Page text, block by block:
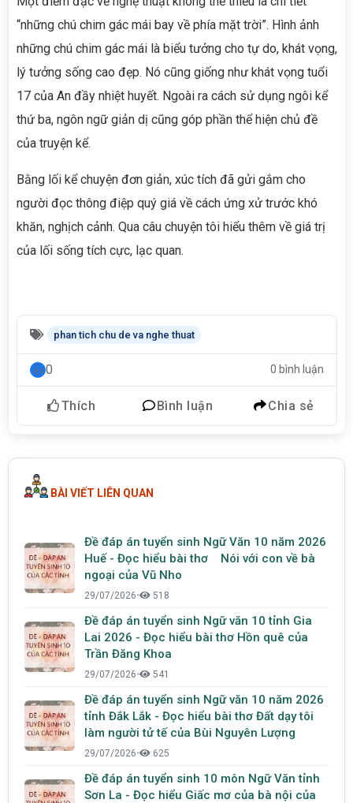
“những chú chim gác mái bay về phía mặt trời”. Hình ảnh
những chú chim gác mái là biểu tưởng cho tự do, khát vọng,
lý tưởng sống cao đẹp. Nó cũng giống như khát vọng tuổi
17 của An đầy nhiệt huyết. Ngoài ra cách sử dụng ngôi kể
thứ ba, ngôn ngữ giản dị cũng góp phần thể hiện chủ đề
của truyện kể.
Bằng lối kể chuyện đơn giản, xúc tích đã gửi gắm cho
người đọc thông điệp quý giá về cách ứng xử trước khó
khăn, nghịch cảnh. Qua câu chuyện tôi hiểu thêm về giá trị
của lối sống tích cực, lạc quan.
phan tich chu de va nghe thuat
0 0 bình luận
Thích Bình luận Chia sẻ
BÀI VIẾT LIÊN QUAN
Đề đáp án tuyển sinh Ngữ Văn 10 năm 2026
Huế - Đọc hiểu bài thơ Nói với con về bà
ngoại của Vũ Nho
29/07/2026• 518
Đề đáp án tuyển sinh Ngữ văn 10 tỉnh Gia
Lai 2026 - Đọc hiểu bài thơ Hồn quê của
Trần Đăng Khoa
29/07/2026• 541
Đề đáp án tuyển sinh Ngữ văn 10 năm 2026
tỉnh Đắk Lắk - Đọc hiểu bài thơ Đất dạy tôi
làm người tử tế của Bùi Nguyên Lượng
29/07/2026• 625
Đề đáp án tuyển sinh 10 môn Ngữ Văn tỉnh
Sơn La - Đọc hiểu Giấc mơ của bà nội của